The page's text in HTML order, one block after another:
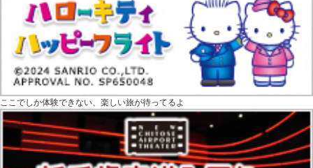
ここでしか体験できない、楽しい旅が待ってるよ